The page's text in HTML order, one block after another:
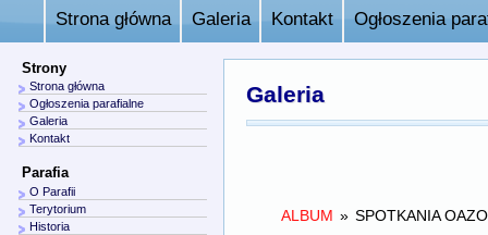
Strona główna Galeria Kontakt Ogłoszenia
Galeria
ALBUM » SPOTKANIA
Strony
Strona główna
Ogłoszenia parafialne
Galeria
Kontakt
Parafia
O Parafii
Terytorium
Historia